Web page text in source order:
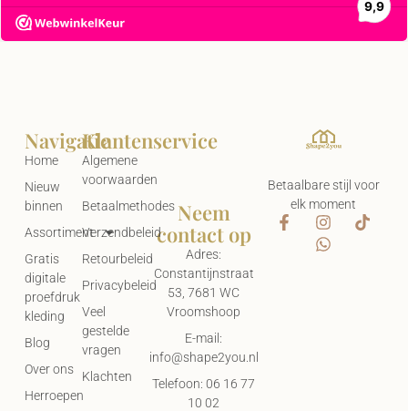
Betaalbare stijl voor
elk moment
Klantenservice
Algemene
voorwaarden
Betaalmethodes
Verzendbeleid
Retourbeleid
Privacybeleid
Veel
gestelde
vragen
Klachten
Navigatie
Home
Nieuw
binnen
Assortiment
Gratis
digitale
proefdruk
kleding
Blog
Over ons
Herroepen
Neem
contact op
Adres:
Constantijnstraat
53, 7681 WC
Vroomshoop
E-mail:
info@shape2you.nl
Telefoon: 06 16 77
10 02